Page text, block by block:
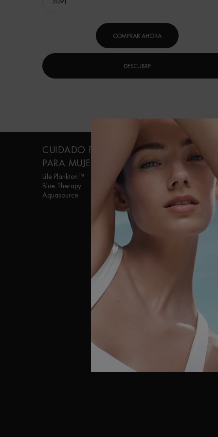
COMPRAR AHORA
DESCUBRE
CUIDADO FACIAL
PARA MUJER
Life Plankton™
Blue Therapy
Aquasource
CUIDADO
PERSONAL PARA
Aquapower
Force Supreme